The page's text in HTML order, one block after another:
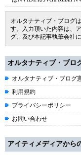
オルタナティブ・ブログ
す。入力頂いた内容は、
グ、及び本記事執筆会社
オルタナティブ・ブロ
オルタナティブ・ブログ
利用規約
プライバシーポリシー
お問い合わせ
アイティメディアから